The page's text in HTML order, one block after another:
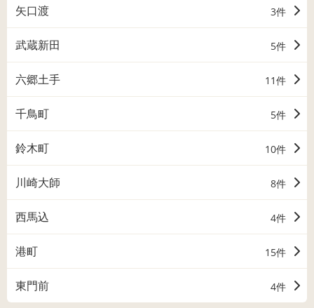
矢口渡 3件
武蔵新田 5件
六郷土手 11件
千鳥町 5件
鈴木町 10件
川崎大師 8件
西馬込 4件
港町 15件
東門前 4件